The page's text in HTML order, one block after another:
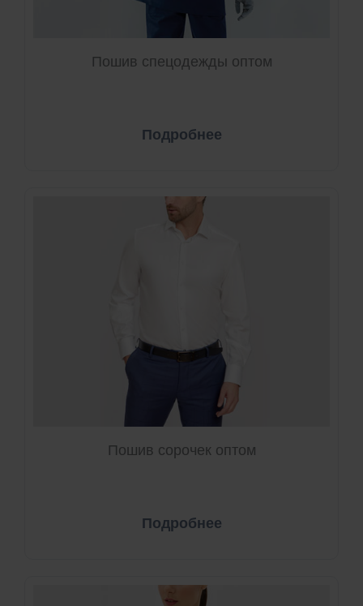
Пошив спецодежды оптом
Подробнее
Пошив сорочек оптом
Подробнее